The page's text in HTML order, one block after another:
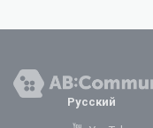
Русский